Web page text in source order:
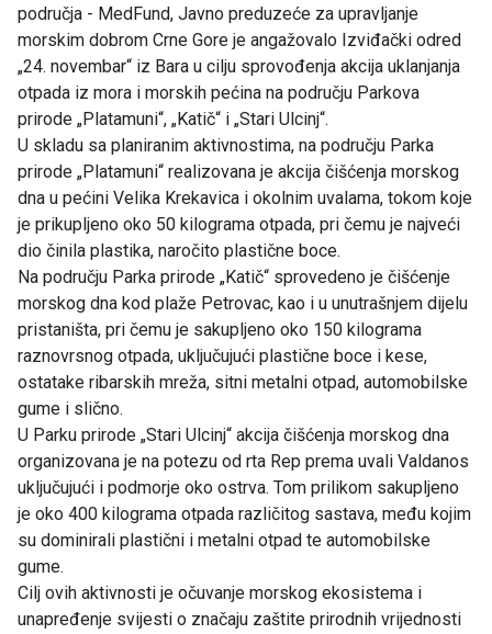
područja - MedFund, Javno preduzeće za upravljanje
morskim dobrom Crne Gore je angažovalo Izviđački odred
„24. novembar“ iz Bara u cilju sprovođenja akcija uklanjanja
otpada iz mora i morskih pećina na području Parkova
prirode „Platamuni“, „Katič“ i „Stari Ulcinj“.
U skladu sa planiranim aktivnostima, na području Parka
prirode „Platamuni“ realizovana je akcija čišćenja morskog
dna u pećini Velika Krekavica i okolnim uvalama, tokom koje
je prikupljeno oko 50 kilograma otpada, pri čemu je najveći
dio činila plastika, naročito plastične boce.
Na području Parka prirode „Katič“ sprovedeno je čišćenje
morskog dna kod plaže Petrovac, kao i u unutrašnjem dijelu
pristaništa, pri čemu je sakupljeno oko 150 kilograma
raznovrsnog otpada, uključujući plastične boce i kese,
ostatake ribarskih mreža, sitni metalni otpad, automobilske
gume i slično.
U Parku prirode „Stari Ulcinj“ akcija čišćenja morskog dna
organizovana je na potezu od rta Rep prema uvali Valdanos
uključujući i podmorje oko ostrva. Tom prilikom sakupljeno
je oko 400 kilograma otpada različitog sastava, među kojim
su dominirali plastični i metalni otpad te automobilske
gume.
Cilj ovih aktivnosti je očuvanje morskog ekosistema i
unapređenje svijesti o značaju zaštite prirodnih vrijednosti